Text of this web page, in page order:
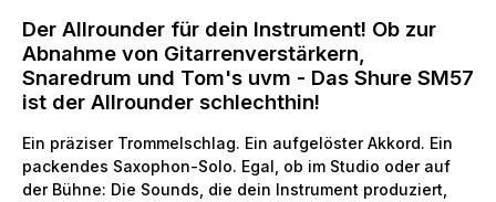
Der Allrounder für dein Instrument! Ob zur
Abnahme von Gitarrenverstärkern,
Snaredrum und Tom's uvm - Das Shure SM57
ist der Allrounder schlechthin!
Ein präziser Trommelschlag. Ein aufgelöster Akkord. Ein
packendes Saxophon-Solo. Egal, ob im Studio oder auf
der Bühne: Die Sounds, die dein Instrument produziert,